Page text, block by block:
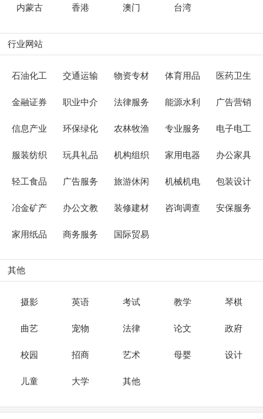
内蒙古 香港 澳门 台湾
行业网站
石油化工 交通运输 物资专材 体育用品 医药卫生
金融证券 职业中介 法律服务 能源水利 广告营销
信息产业 环保绿化 农林牧渔 专业服务 电子电工
服装纺织 玩具礼品 机构组织 家用电器 办公家具
轻工食品 广告服务 旅游休闲 机械机电 包装设计
冶金矿产 办公文教 装修建材 咨询调查 安保服务
家用纸品 商务服务 国际贸易
其他
摄影 英语 考试 教学 琴棋
曲艺 宠物 法律 论文 政府
校园 招商 艺术 母婴 设计
儿童 大学 其他